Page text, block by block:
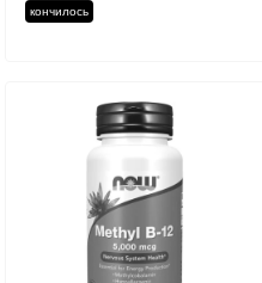
кончилось